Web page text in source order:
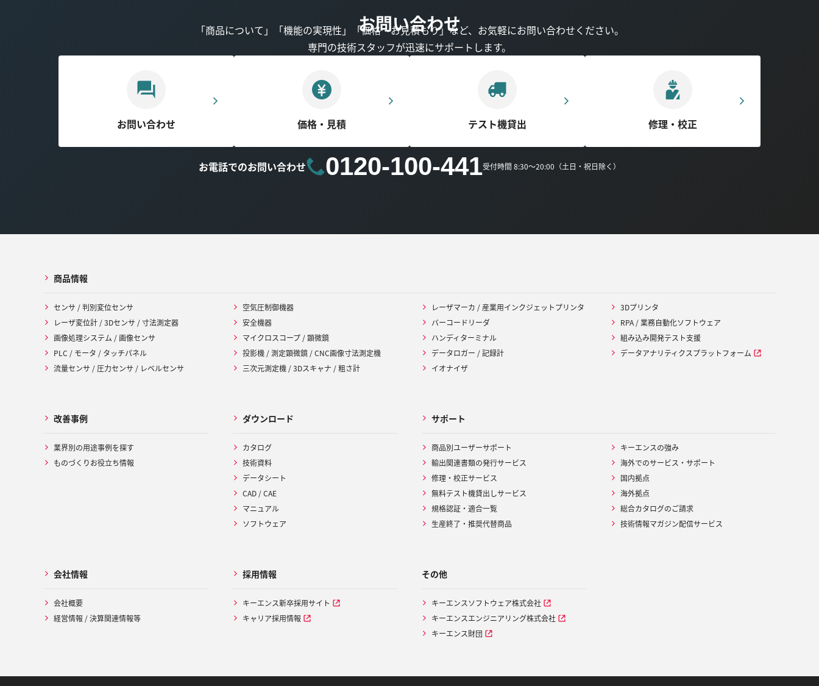
お問い合わせ
「商品について」「機能の実現性」「価格・お見積もり」など、お気軽にお問い合わせください。
専門の技術スタッフが迅速にサポートします。
お問い合わせ 価格・見積 テスト機貸出 修理・校正
お電話でのお問い合わせ 0120-100-441受付時間 8:30～20:00（土日・祝日除く）
商品情報
センサ / 判別変位センサ
レーザ変位計 / 3Dセンサ / 寸法測定器
画像処理システム / 画像センサ
PLC / モータ / タッチパネル
流量センサ / 圧力センサ / レベルセンサ
空気圧制御機器
安全機器
マイクロスコープ / 顕微鏡
投影機 / 測定顕微鏡 / CNC画像寸法測定機
三次元測定機 / 3Dスキャナ / 粗さ計
レーザマーカ / 産業用インクジェットプリンタ
バーコードリーダ
ハンディターミナル
データロガー / 記録計
イオナイザ
3Dプリンタ
RPA / 業務自動化ソフトウェア
組み込み開発テスト支援
データアナリティクスプラットフォーム
改善事例
業界別の用途事例を探す
ものづくりお役立ち情報
ダウンロード
カタログ
技術資料
データシート
CAD / CAE
マニュアル
ソフトウェア
サポート
商品別ユーザーサポート
輸出関連書類の発行サービス
修理・校正サービス
無料テスト機貸出しサービス
規格認証・適合一覧
生産終了・推奨代替商品
キーエンスの強み
海外でのサービス・サポート
国内拠点
海外拠点
総合カタログのご請求
技術情報マガジン配信サービス
会社情報
会社概要
経営情報 / 決算関連情報等
採用情報
キーエンス新卒採用サイト
キャリア採用情報
その他
キーエンスソフトウェア株式会社
キーエンスエンジニアリング株式会社
キーエンス財団